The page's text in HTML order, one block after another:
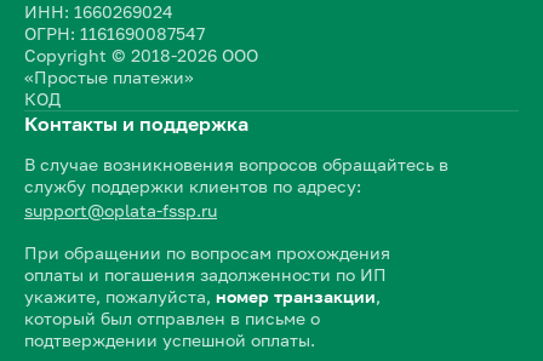
ИНН: 1660269024
ОГРН: 1161690087547
Copyright © 2018-2026 ООО
«Простые платежи»
КОД
Контакты и поддержка
В случае возникновения вопросов обращайтесь в
службу поддержки клиентов по адресу:
support@oplata-fssp.ru
При обращении по вопросам прохождения
оплаты и погашения задолженности по ИП
укажите, пожалуйста, номер транзакции,
который был отправлен в письме о
подтверждении успешной оплаты.